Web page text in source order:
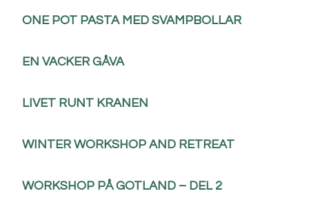
ONE POT PASTA MED SVAMPBOLLAR
EN VACKER GÅVA
LIVET RUNT KRANEN
WINTER WORKSHOP AND RETREAT
WORKSHOP PÅ GOTLAND – DEL 2